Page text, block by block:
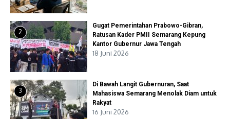
2
Gugat Pemerintahan Prabowo-Gibran,
Ratusan Kader PMII Semarang Kepung
Kantor Gubernur Jawa Tengah
18 Juni 2026
3
Di Bawah Langit Gubernuran, Saat
Mahasiswa Semarang Menolak Diam untuk
Rakyat
16 Juni 2026